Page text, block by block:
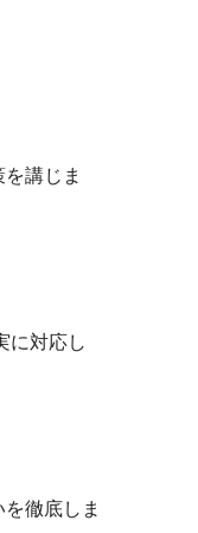
講じま
に対応し
徹底しま